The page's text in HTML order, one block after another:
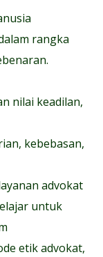
rangka
nilai keadilan,
kebebasan,
advokat
untuk
etik advokat,